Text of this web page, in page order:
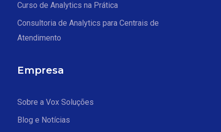
Curso de Analytics na Prática
Consultoria de Analytics para Centrais de
Atendimento
Empresa
Sobre a Vox Soluções
Blog e Notícias